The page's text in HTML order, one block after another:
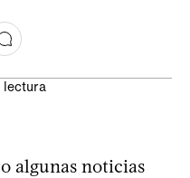
lectura
algunas noticias